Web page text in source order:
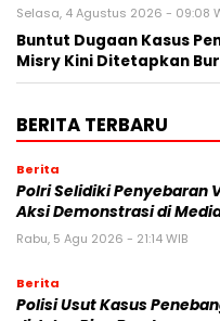
Selasa, 4 Agustus 2026 - 09:08
Buntut Dugaan Kasus
Misry Kini Ditetapkan
BERITA TERBARU
Berita
Polri Selidiki Penyebaran
Aksi Demonstrasi di
Rabu, 5 Agu 2026 - 21:14 WIB
Berita
Polisi Usut Kasus